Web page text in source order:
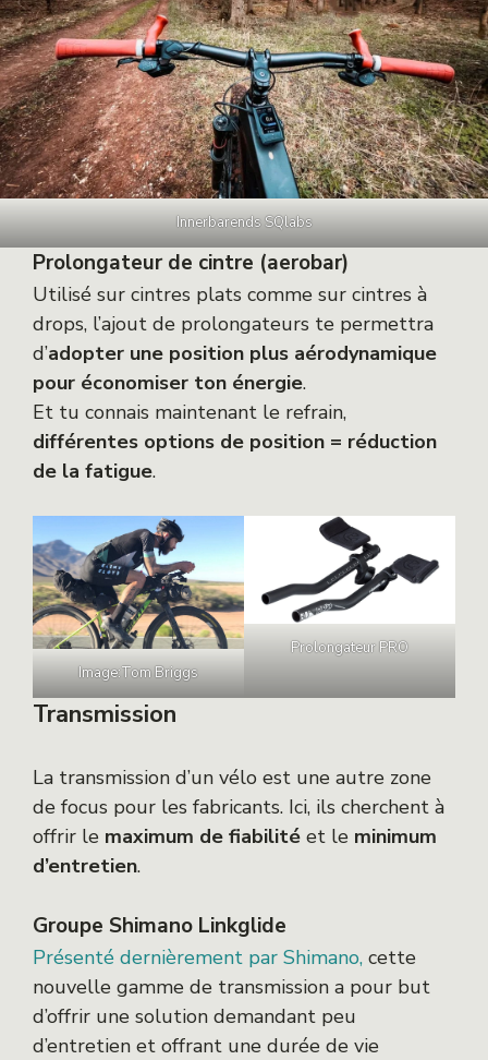
Innerbarends SQlabs
Prolongateur de cintre (aerobar)
Utilisé sur cintres plats comme sur cintres à
drops, l’ajout de prolongateurs te permettra
d’adopter une position plus aérodynamique
pour économiser ton énergie.
Et tu connais maintenant le refrain,
différentes options de position = réduction
de la fatigue.
Image:Tom Briggs
Prolongateur PRO
Transmission
La transmission d’un vélo est une autre zone
de focus pour les fabricants. Ici, ils cherchent à
offrir le maximum de fiabilité et le minimum
d’entretien.
Groupe Shimano Linkglide
Présenté dernièrement par Shimano, cette
nouvelle gamme de transmission a pour but
d’offrir une solution demandant peu
d’entretien et offrant une durée de vie